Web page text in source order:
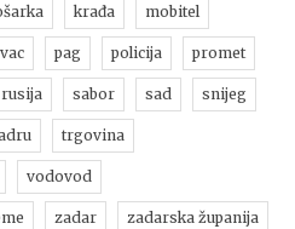
krađa mobitel
pag policija promet
rusija sabor sad snijeg
trgovina
vodovod
zadar zadarska županija